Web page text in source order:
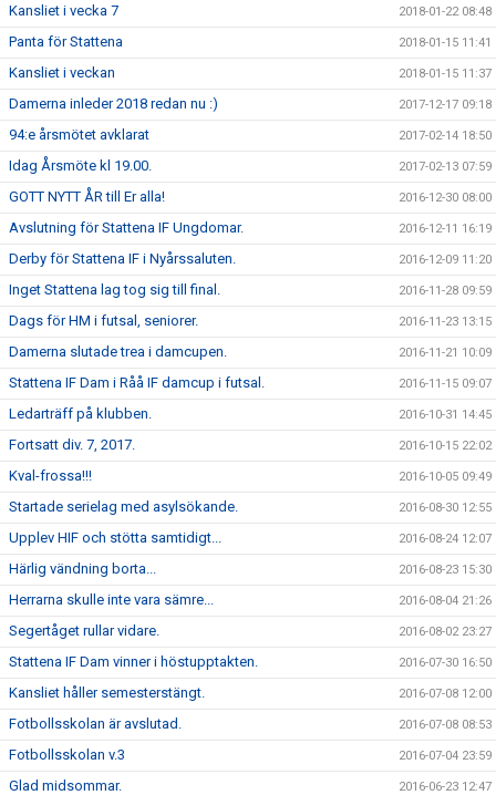
Kansliet i vecka 7 2018-01-22 08:48
Panta för Stattena 2018-01-15 11:41
Kansliet i veckan 2018-01-15 11:37
Damerna inleder 2018 redan nu :) 2017-12-17 09:18
94:e årsmötet avklarat 2017-02-14 18:50
Idag Årsmöte kl 19.00. 2017-02-13 07:59
GOTT NYTT ÅR till Er alla! 2016-12-30 08:00
Avslutning för Stattena IF Ungdomar. 2016-12-11 16:19
Derby för Stattena IF i Nyårssaluten. 2016-12-09 11:20
Inget Stattena lag tog sig till final. 2016-11-28 09:59
Dags för HM i futsal, seniorer. 2016-11-23 13:15
Damerna slutade trea i damcupen. 2016-11-21 10:09
Stattena IF Dam i Råå IF damcup i futsal. 2016-11-15 09:07
Ledarträff på klubben. 2016-10-31 14:45
Fortsatt div. 7, 2017. 2016-10-15 22:02
Kval-frossa!!! 2016-10-05 09:49
Startade serielag med asylsökande. 2016-08-30 12:55
Upplev HIF och stötta samtidigt... 2016-08-24 12:07
Härlig vändning borta... 2016-08-23 15:30
Herrarna skulle inte vara sämre... 2016-08-04 21:26
Segertåget rullar vidare. 2016-08-02 23:27
Stattena IF Dam vinner i höstupptakten. 2016-07-30 16:50
Kansliet håller semesterstängt. 2016-07-08 12:00
Fotbollsskolan är avslutad. 2016-07-08 08:53
Fotbollsskolan v.3 2016-07-04 23:59
Glad midsommar. 2016-06-23 12:47